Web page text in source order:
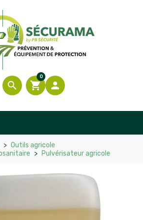
search shopping_cart
0

Outils agricole
Pulvérisateur agricole